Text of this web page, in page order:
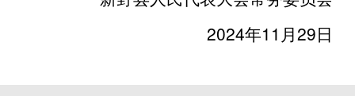
2024年11月29日